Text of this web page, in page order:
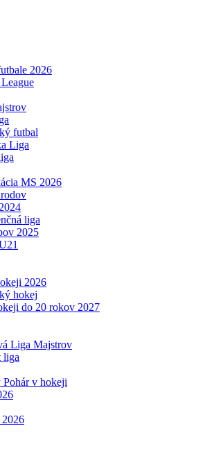
2026
futbal
Liga
MS 2026
liga
2025
2026
hokej
do 20 rokov 2027
Liga Majstrov
liga
Pohár v hokeji